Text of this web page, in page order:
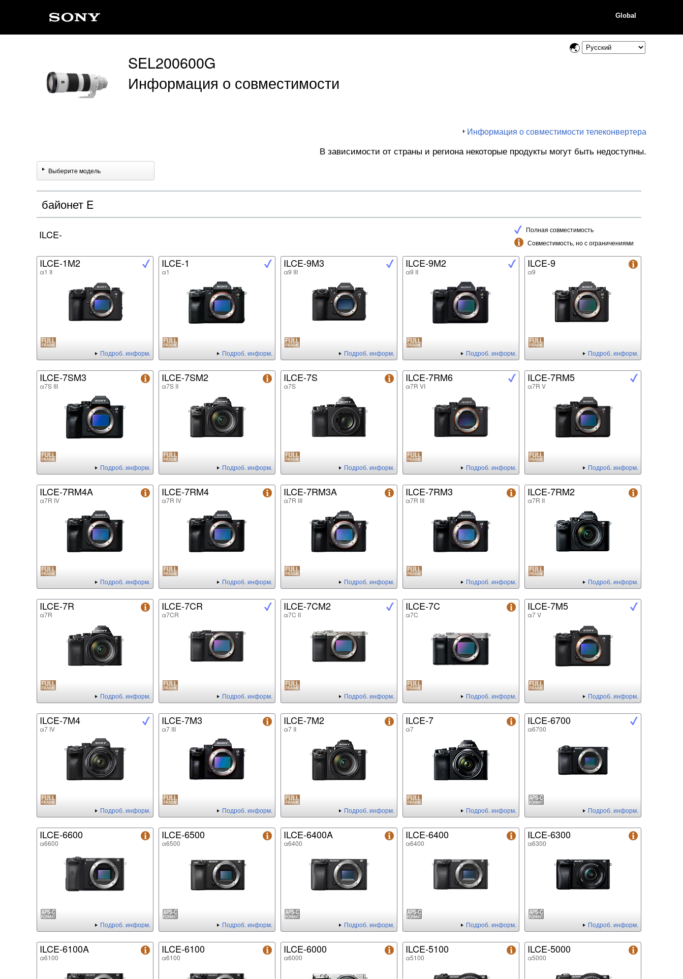
Global
SEL200600G
Информация о совместимости
Информация о совместимости телеконвертера
В зависимости от страны и региона некоторые продукты могут быть недоступны.
Выберите модель
байонет E
Полная совместимость
Совместимость, но с ограничениями
ILCE-
ILCE-1M2
α1 II
Подроб. информ.
ILCE-1
α1
Подроб. информ.
ILCE-9M3
α9 III
Подроб. информ.
ILCE-9M2
α9 II
Подроб. информ.
ILCE-9
α9
Подроб. информ.
ILCE-7SM3
α7S III
Подроб. информ.
ILCE-7SM2
α7S II
Подроб. информ.
ILCE-7S
α7S
Подроб. информ.
ILCE-7RM6
α7R VI
Подроб. информ.
ILCE-7RM5
α7R V
Подроб. информ.
ILCE-7RM4A
α7R IV
Подроб. информ.
ILCE-7RM4
α7R IV
Подроб. информ.
ILCE-7RM3A
α7R III
Подроб. информ.
ILCE-7RM3
α7R III
Подроб. информ.
ILCE-7RM2
α7R II
Подроб. информ.
ILCE-7R
α7R
Подроб. информ.
ILCE-7CR
α7CR
Подроб. информ.
ILCE-7CM2
α7C II
Подроб. информ.
ILCE-7C
α7C
Подроб. информ.
ILCE-7M5
α7 V
Подроб. информ.
ILCE-7M4
α7 IV
Подроб. информ.
ILCE-7M3
α7 III
Подроб. информ.
ILCE-7M2
α7 II
Подроб. информ.
ILCE-7
α7
Подроб. информ.
ILCE-6700
α6700
Подроб. информ.
ILCE-6600
α6600
Подроб. информ.
ILCE-6500
α6500
Подроб. информ.
ILCE-6400A
α6400
Подроб. информ.
ILCE-6400
α6400
Подроб. информ.
ILCE-6300
α6300
Подроб. информ.
ILCE-6100A
α6100
ILCE-6100
α6100
ILCE-6000
α6000
ILCE-5100
α5100
ILCE-5000
α5000